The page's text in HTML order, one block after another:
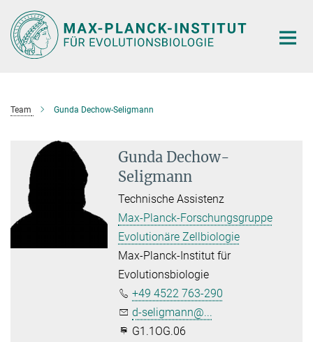
Hauptinhalt
Team Gunda Dechow-Seligmann
Gunda Dechow-
Seligmann
Technische Assistenz
Max-Planck-Forschungsgruppe
Evolutionäre Zellbiologie
Max-Planck-Institut für
Evolutionsbiologie
+49 4522 763-290
d-seligmann@...
G1.1OG.06